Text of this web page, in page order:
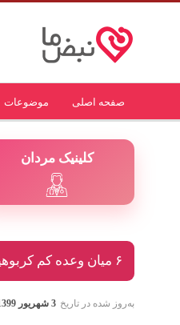
صفحه اصلی موضوعات
کلینیک مردان
۶ میان وعده کم کربوهیدرات که در کمتر از ۱۰ دقیقه قابل آماده کردن هستند
به‌روز شده در تاریخ 3 شهریور 1399